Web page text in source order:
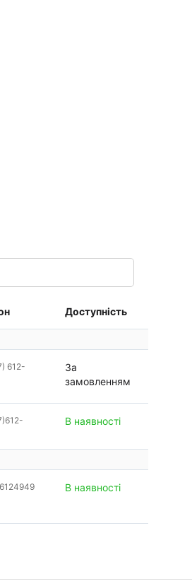
Доступність
612-
За
замовленням
В наявності
В наявності